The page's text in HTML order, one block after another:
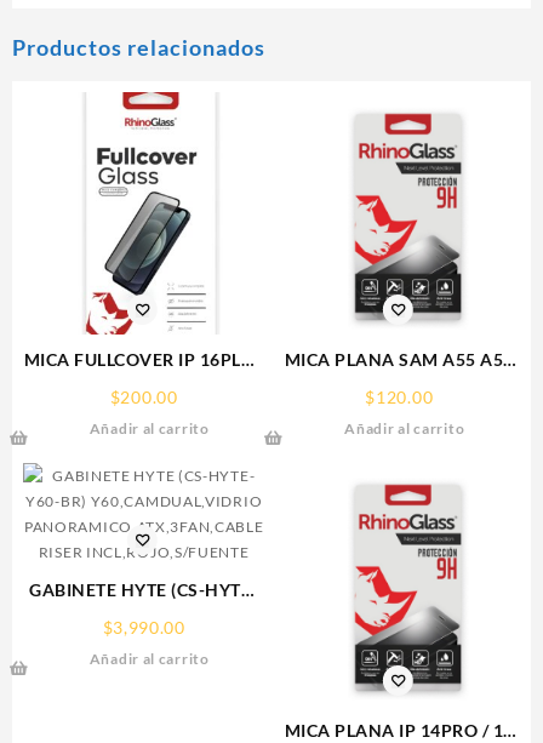
Productos relacionados
MICA FULLCOVER IP 16PLUS
$200.00
Añadir al carrito
MICA PLANA SAM A55 A56
$120.00
Añadir al carrito
GABINETE HYTE (CS-HYTE-
Y60,CAMDUAL,VIDRIO
PANORAMICO,ATX,3FAN,CABLE
$3,990.00
Añadir al carrito
MICA PLANA IP 14PRO / 15